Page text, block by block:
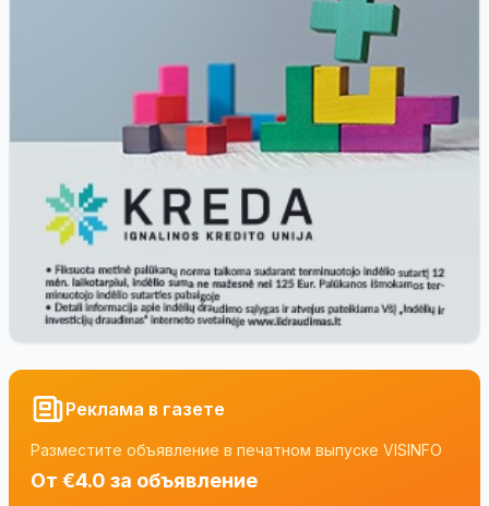
Реклама в газете
Разместите объявление в печатном выпуске VISINFO
От €4.0 за объявление